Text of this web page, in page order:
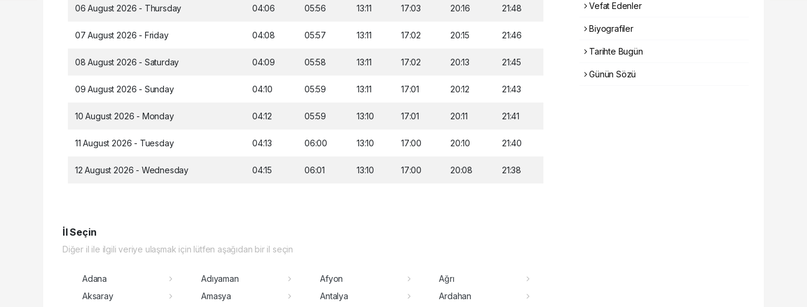
06 August 2026 - Thursday 04:06 05:56 13:11 17:03 20:16 21:48
07 August 2026 - Friday 04:08 05:57 13:11 17:02 20:15 21:46
08 August 2026 - Saturday 04:09 05:58 13:11 17:02 20:13 21:45
09 August 2026 - Sunday 04:10 05:59 13:11 17:01 20:12 21:43
10 August 2026 - Monday 04:12 05:59 13:10 17:01 20:11 21:41
11 August 2026 - Tuesday 04:13 06:00 13:10 17:00 20:10 21:40
12 August 2026 - Wednesday 04:15 06:01 13:10 17:00 20:08 21:38
İl Seçin
Diğer il ile ilgili veriye ulaşmak için lütfen aşağıdan bir il seçin
Adana Adıyaman Afyon
Ağrı
Aksaray
Amasya Antalya
Ardahan
Vefat Edenler
Biyografiler
Tarihte Bugün
Günün Sözü